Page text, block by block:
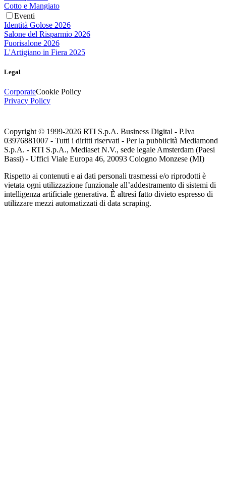
Cotto e Mangiato
Eventi
Identità Golose 2026
Salone del Risparmio 2026
Fuorisalone 2026
L'Artigiano in Fiera 2025
Legal
CorporateCookie Policy
Privacy Policy
Copyright © 1999-2026 RTI S.p.A. Business Digital - P.Iva
03976881007 - Tutti i diritti riservati - Per la pubblicità Mediamond
S.p.A. - RTI S.p.A., Mediaset N.V., sede legale Amsterdam (Paesi
Bassi) - Uffici Viale Europa 46, 20093 Cologno Monzese (MI)
Rispetto ai contenuti e ai dati personali trasmessi e/o riprodotti è
vietata ogni utilizzazione funzionale all’addestramento di sistemi di
intelligenza artificiale generativa. È altresì fatto divieto espresso di
utilizzare mezzi automatizzati di data scraping.